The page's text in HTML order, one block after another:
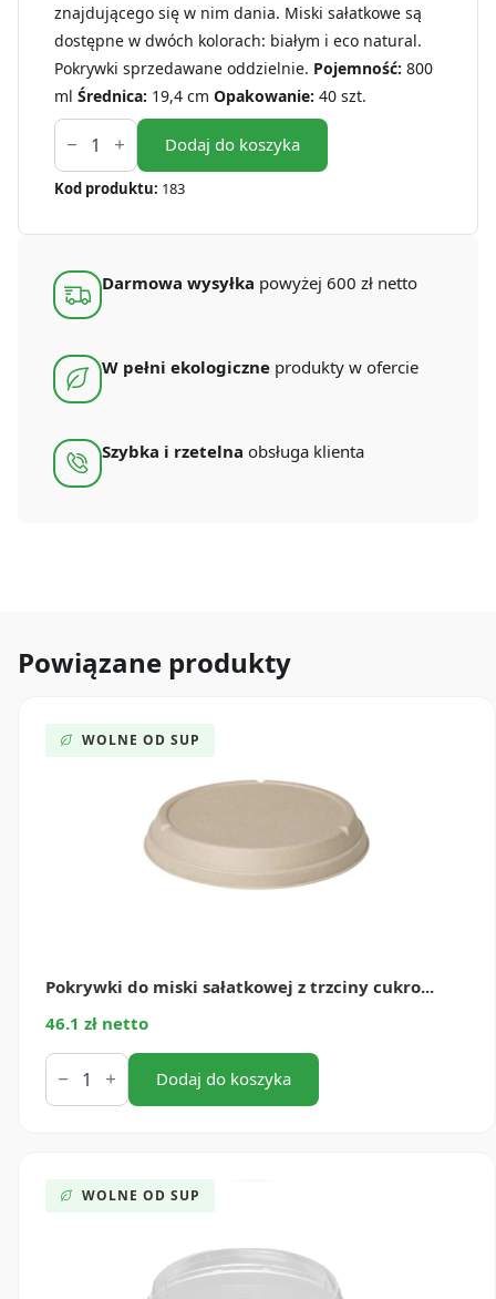
znajdującego się w nim dania. Miski sałatkowe są
dostępne w dwóch kolorach: białym i eco natural.
Pokrywki sprzedawane oddzielnie. Pojemność: 800
ml Średnica: 19,4 cm Opakowanie: 40 szt.
ilość
Miska
sałatkowa
z
trzciny
biała
ml
(40
szt.)
Dodaj do koszyka
Kod produktu: 183
Darmowa wysyłka powyżej 600 zł netto
W pełni ekologiczne produkty w ofercie
Szybka i rzetelna obsługa klienta
Powiązane produkty
WOLNE OD SUP
Pokrywki do miski sałatkowej z trzciny cukro...
46.1 zł netto
ilość
Pokrywki
do
miski
cukrowej
212x37
Dodaj do koszyka
WOLNE OD SUP